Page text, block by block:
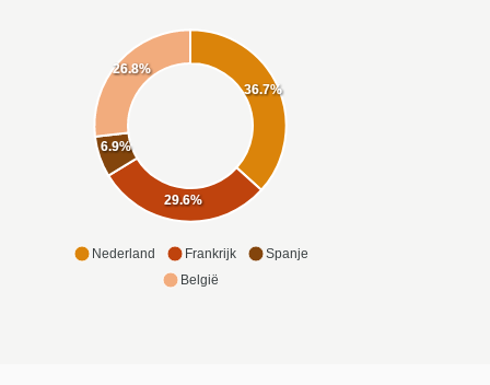
36.7%
29.6%
6.9%
26.8%
Nederland Frankrijk
Spanje
België